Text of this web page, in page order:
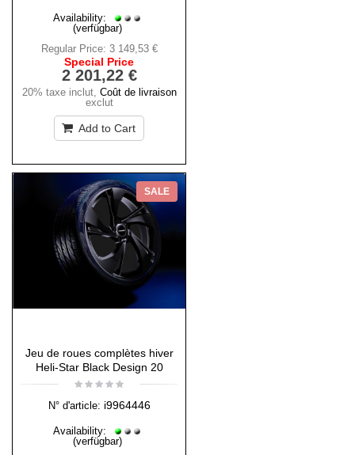
Availability:
(verfügbar)
Regular Price: 3 149,53 €
Special Price
2 201,22 €
20% taxe inclut, Coût de livraison
exclut
Add to Cart
SALE
Jeu de roues complètes hiver
Heli-Star Black Design 20
N° d'article: i9964446
Availability:
(verfügbar)